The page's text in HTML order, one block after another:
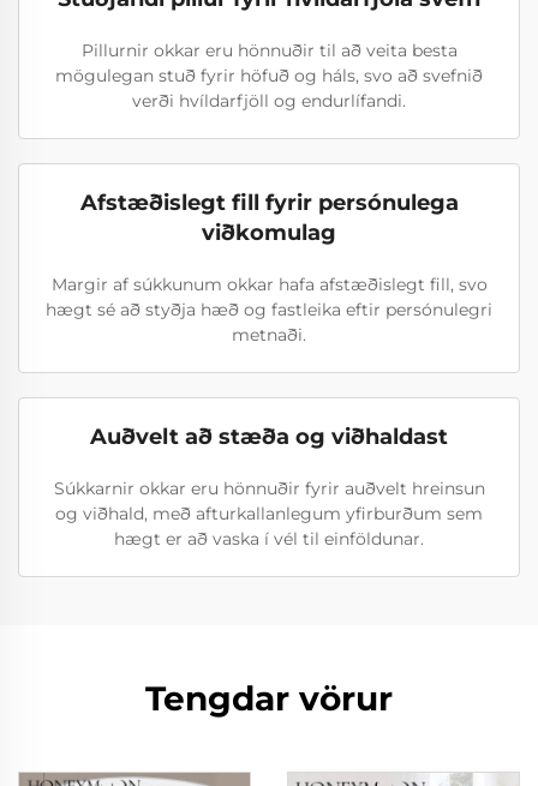
Pillurnir okkar eru hönnuðir til að veita besta
mögulegan stuð fyrir höfuð og háls, svo að svefnið
verði hvíldarfjöll og endurlífandi.
Afstæðislegt fill fyrir persónulega
viðkomulag
Margir af súkkunum okkar hafa afstæðislegt fill, svo
hægt sé að styðja hæð og fastleika eftir persónulegri
metnaði.
Auðvelt að stæða og viðhaldast
Súkkarnir okkar eru hönnuðir fyrir auðvelt hreinsun
og viðhald, með afturkallanlegum yfirburðum sem
hægt er að vaska í vél til einföldunar.
Tengdar vörur